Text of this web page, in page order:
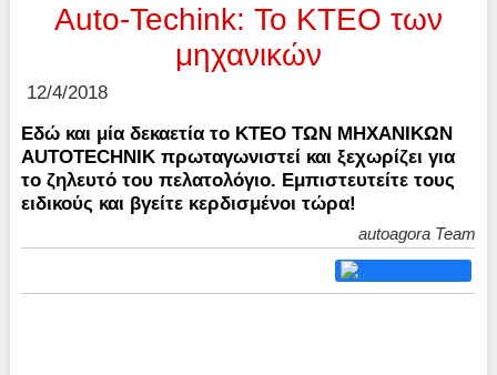
Auto-Techink: Το ΚΤΕΟ των
μηχανικών
12/4/2018
Εδώ και μία δεκαετία το ΚΤΕΟ ΤΩΝ ΜΗΧΑΝΙΚΩΝ
ΑUTOTECHNIK πρωταγωνιστεί και ξεχωρίζει για
το ζηλευτό του πελατολόγιο. Εμπιστευτείτε τους
ειδικούς και βγείτε κερδισμένοι τώρα!
autoagora Team